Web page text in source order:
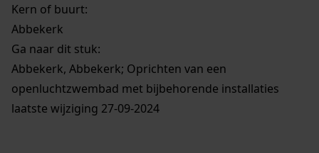
Kern of buurt:
Abbekerk
Ga naar dit stuk:
Abbekerk, Abbekerk; Oprichten van een
openluchtzwembad met bijbehorende installaties
laatste wijziging 27-09-2024